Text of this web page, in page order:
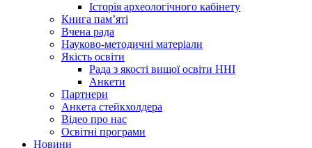
Історія археологічного кабінету
Книга памʼяті
Вчена рада
Науково-методичні матеріали
Якість освіти
Рада з якості вищої освіти ННІ
Анкети
Партнери
Анкета стейкхолдера
Відео про нас
Освітні програми
Hовини